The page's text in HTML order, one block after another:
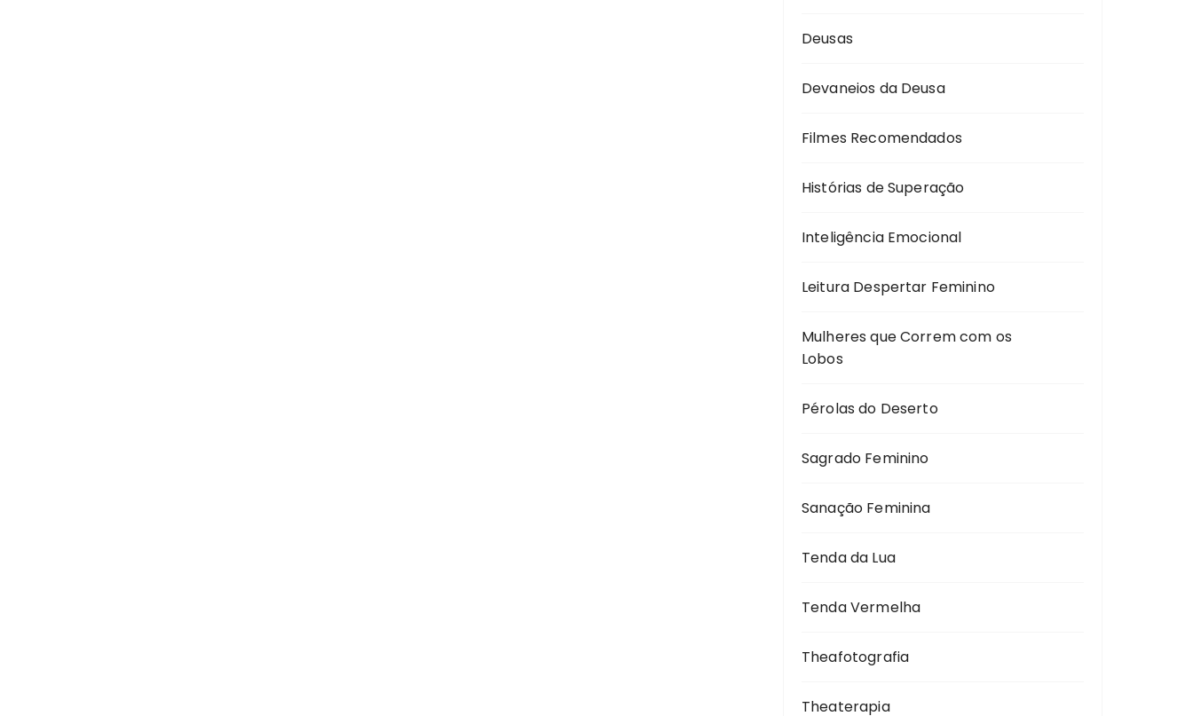
Deusas
Devaneios da Deusa
Filmes Recomendados
Histórias de Superação
Inteligência Emocional
Leitura Despertar Feminino
Mulheres que Correm com os
Lobos
Pérolas do Deserto
Sagrado Feminino
Sanação Feminina
Tenda da Lua
Tenda Vermelha
Theafotografia
Theaterapia